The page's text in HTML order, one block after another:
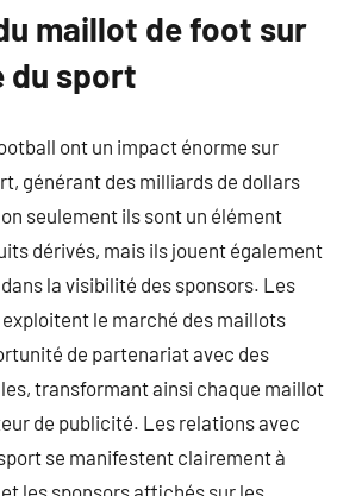
maillot de foot sur
du sport
ont un impact énorme sur
générant des milliards de dollars
seulement ils sont un élément
dérivés, mais ils jouent également
la visibilité des sponsors. Les
le marché des maillots
de partenariat avec des
transformant ainsi chaque maillot
de publicité. Les relations avec
se manifestent clairement à
les sponsors affichés sur les